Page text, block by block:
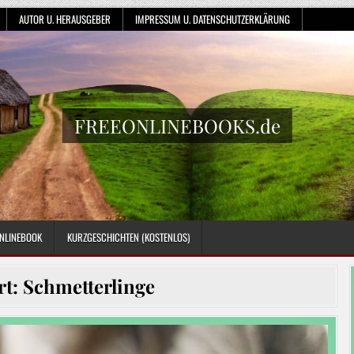
AUTOR U. HERAUSGEBER IMPRESSUM U. DATENSCHUTZERKLÄRUNG
FREEONLINEBOOKS.de
KURZGESCHICHTEN (KOSTENLOS)
Schmetterlinge